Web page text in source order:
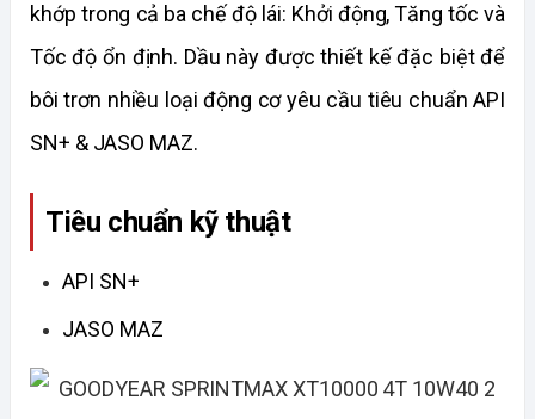
khớp trong cả ba chế độ lái: Khởi động, Tăng tốc và
Tốc độ ổn định. Dầu này được thiết kế đặc biệt để
bôi trơn nhiều loại động cơ yêu cầu tiêu chuẩn API
SN+ & JASO MAZ.
Tiêu chuẩn kỹ thuật
API SN+
JASO MAZ